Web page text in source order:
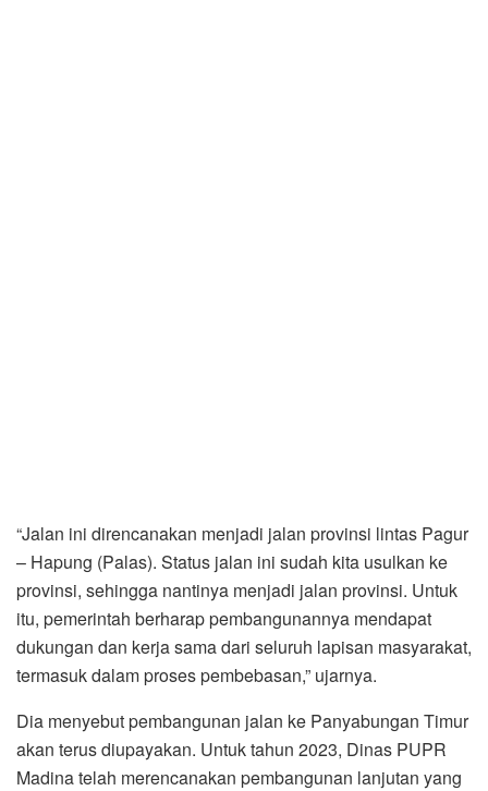
“Jalan ini direncanakan menjadi jalan provinsi lintas Pagur
– Hapung (Palas). Status jalan ini sudah kita usulkan ke
provinsi, sehingga nantinya menjadi jalan provinsi. Untuk
itu, pemerintah berharap pembangunannya mendapat
dukungan dan kerja sama dari seluruh lapisan masyarakat,
termasuk dalam proses pembebasan,” ujarnya.
Dia menyebut pembangunan jalan ke Panyabungan Timur
akan terus diupayakan. Untuk tahun 2023, Dinas PUPR
Madina telah merencanakan pembangunan lanjutan yang